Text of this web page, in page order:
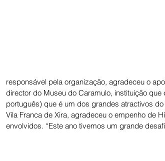
responsável pela organização, agradeceu o
director do Museu do Caramulo, instituição
português) que é um dos grandes atractivos
Vila Franca de Xira, agradeceu o empenho de
envolvidos. “Este ano tivemos um grande